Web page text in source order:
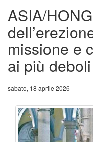
ASIA/
missione e
ai più deboli
sabato, 18 aprile 2026